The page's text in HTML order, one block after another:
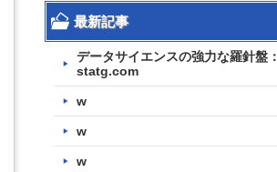
最新記事
データサイエンスの強力な羅針盤：
statg.com
w
w
w